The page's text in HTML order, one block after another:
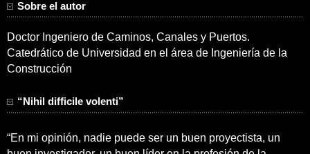
Sobre el autor
Doctor Ingeniero de Caminos, Canales y Puertos.
Catedrático de Universidad en el área de Ingeniería de la
Construcción
“Nihil difficile volenti”
“En mi opinión, nadie puede ser un buen proyectista, un